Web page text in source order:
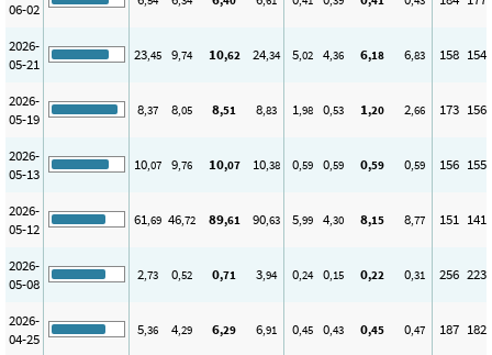
06-02
2026-
05-21
23,45 9,74 10,62 24,34 5,02 4,36 6,18 6,83 158 154
2026-
05-19
8,37 8,05 8,51 8,83 1,98 0,53 1,20 2,66 173 156
2026-
05-13
10,07 9,76 10,07 10,38 0,59 0,59 0,59 0,59 156 155
2026-
05-12
61,69 46,72 89,61 90,63 5,99 4,30 8,15 8,77 151 141
2026-
05-08
2,73 0,52 0,71 3,94 0,24 0,15 0,22 0,31 256 223
2026-
04-25
5,36 4,29 6,29 6,91 0,45 0,43 0,45 0,47 187 182